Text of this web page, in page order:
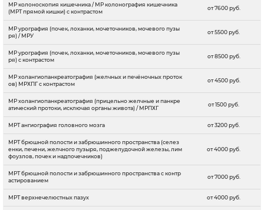
МР колоноскопия кишечника / МР колонография кишечника
(МРТ прямой кишки) с контрастом
от 7600 руб.
МР урография (почек, лоханки, мочеточников, мочевого пузы
ря) / МРУ
от 5500 руб.
МР урография (почек, лоханки, мочеточников, мочевого пузы
ря) с контрастом
от 8500 руб.
МР холангиопанкреатография (желчных и печёночных проток
ов) МРХПГ с контрастом
от 4500 руб.
МР холангиопанкреатография (прицельно желчные и панкре
атический протоки, исключая органы живота) / МРПХГ
от 1500 руб.
МРТ ангиография головного мозга от 3200 руб.
МРТ брюшной полости и забрюшинного пространства (селез
енки, печени, желчного пузыря, поджелудочной железы, лим
фоузлов, почек и надпочечников)
от 4000 руб.
МРТ брюшной полости и забрюшинного пространства с контр
астированием
от 7000 руб.
МРТ верхнечелюстных пазух от 4000 руб.